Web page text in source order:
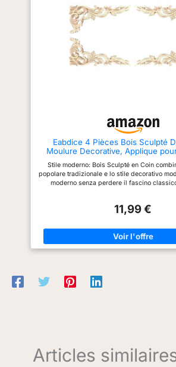
autres
piscine.
sont
sont
haute
(tronc).
1x
fleurs :
Eabdice 4 Pièces Bois Sculpté
Moulure Decorative, Applique
Stile moderno: Bois Sculpté en Coin
popolare tradizionale e lo stile decorativo
moderno senza perdere il fascino
decorazione degli interni sono scolpite in
utilizzato nella decorazione di hotel,
conferenze, famiglie di fascia alta e
ordinarie. Contenuto della confezione: ti
essere utilizzato a lungo.
11,99 €
Articles